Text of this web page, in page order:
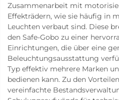
Zusammenarbeit mit
Effekträdern, wie sie häufig in
Leuchten verbaut sind. Diese
den Safe-Gobo zu einer
Einrichtungen, die über eine
Beleuchtungsausstattung
Typ effektiv mehrere Marken
bedienen kann. Zu den
vereinfachte